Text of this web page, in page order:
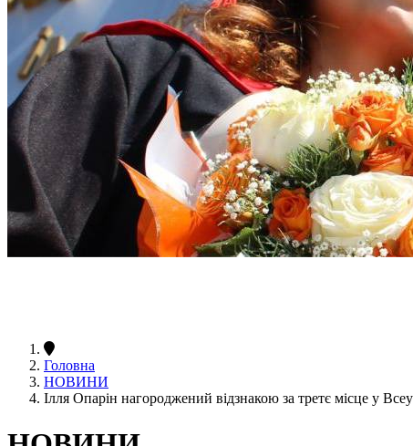
Головна
НОВИНИ
Ілля Опарін нагороджений відзнакою за третє місце у